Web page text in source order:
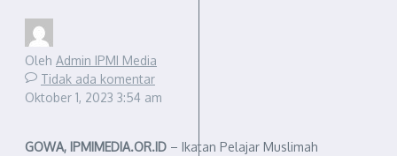
Oleh Admin IPMI Media
Tidak ada komentar
Oktober 1, 2023 3:54 am
GOWA, IPMIMEDIA.OR.ID – Ikatan Pelajar Muslimah